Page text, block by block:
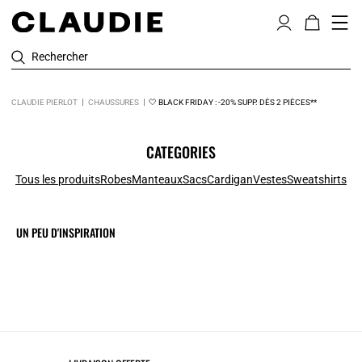
Rechercher
CLAUDIE PIERLOT CHAUSSURES 🤍 BLACK FRIDAY : -20% SUPP. DÈS 2 PIÈCES**
CATEGORIES
Tous les produitsRobesManteauxSacsCardiganVestesSweatshirts
UN PEU D'INSPIRATION